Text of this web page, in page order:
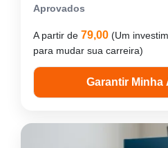
Aprovados
A partir de 79,00 (Um
para mudar sua carreira)
Garantir Minha